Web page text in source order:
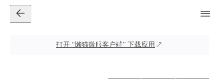
打开 “懒猫微服客户端” 下载应用